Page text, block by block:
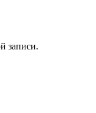
записи.